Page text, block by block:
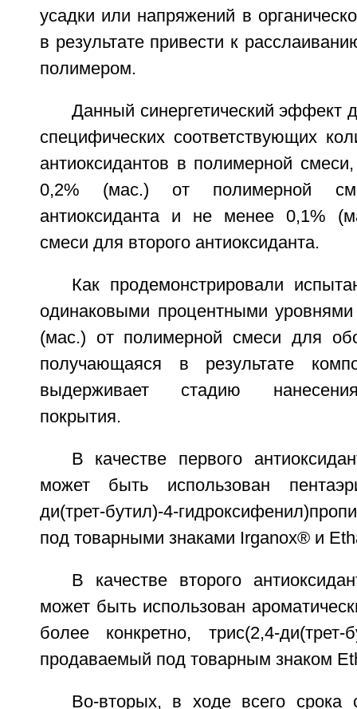
усадки или напряжений в
в результате привести к
полимером.
Данный синергетический эффект
специфических соответствующих
антиоксидантов в полимерной
0,2% (мас.) от полимерной
антиоксиданта и не менее 0,1%
смеси для второго антиоксиданта.
Как продемонстрировали
одинаковыми процентными
(мас.) от полимерной смеси для
получающаяся в результате
выдерживает стадию нанесения
покрытия.
В качестве первого
может быть использован
ди(трет-бутил)-4-
под товарными знаками Irganox® и
В качестве второго
может быть использован
более конкретно, трис(2,4-ди(трет-
продаваемый под товарным знаком
Во-вторых, в ходе всего срока